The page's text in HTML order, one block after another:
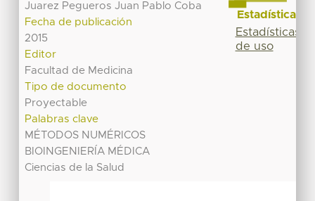
Juarez Pegueros Juan Pablo Coba
Fecha de publicación
2015
Editor
Facultad de Medicina
Tipo de documento
Proyectable
Palabras clave
MÉTODOS NUMÉRICOS
BIOINGENIERÍA MÉDICA
Ciencias de la Salud
Estadísticas
Estadísticas
de uso